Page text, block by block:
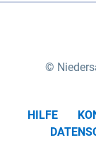
HILFE